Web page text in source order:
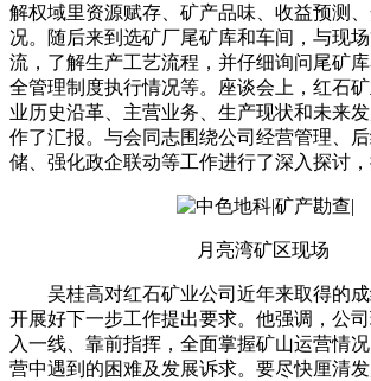
解权域里资源赋存、矿产品味、收益预测
况。随后来到选矿厂尾矿库和车间，与现
流，了解生产工艺流程，并仔细询问尾矿
全管理制度执行情况等。座谈会上，红石
业历史沿革、主营业务、生产现状和未来
作了汇报。与会同志围绕公司经营管理、
储、强化政企联动等工作进行了深入探讨，
月亮湾矿区现场
吴桂高对红石矿业公司近年来取得的
开展好下一步工作提出要求。他强调，公
入一线、靠前指挥，全面掌握矿山运营情
营中遇到的困难及发展诉求。要尽快厘清